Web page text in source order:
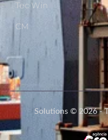
Tec Win
CM
Solutions © 2026 -